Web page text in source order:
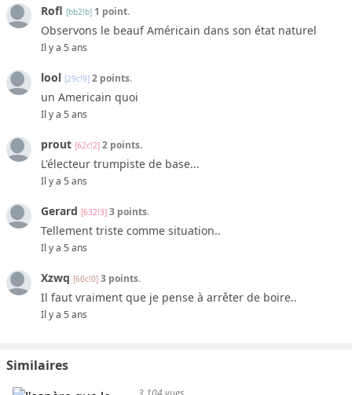
Rofl [bb2!b] 1 point.
Observons le beauf Américain dans son état naturel
Il y a 5 ans
lool [29c!9] 2 points.
un Americain quoi
Il y a 5 ans
prout [62c!2] 2 points.
L'électeur trumpiste de base...
Il y a 5 ans
Gerard [632!3] 3 points.
Tellement triste comme situation..
Il y a 5 ans
Xzwq [60c!0] 3 points.
Il faut vraiment que je pense à arrêter de boire..
Il y a 5 ans
Similaires